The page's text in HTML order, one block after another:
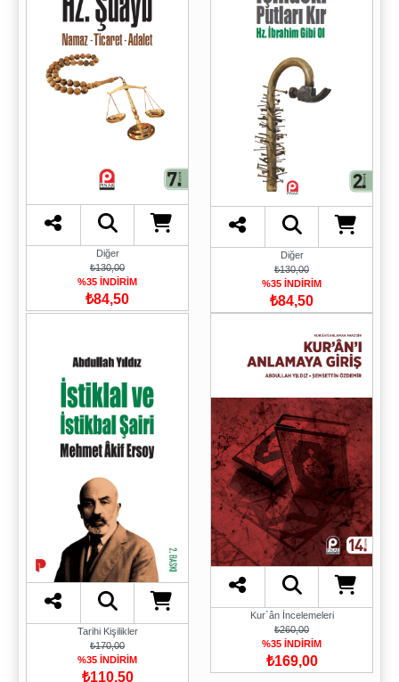
Diğer
₺130,00
%35 İNDİRİM
₺84,50
Diğer
₺130,00
%35 İNDİRİM
₺84,50
Tarihi Kişilikler
₺170,00
%35 İNDİRİM
₺110,50
Kur`ân İncelemeleri
₺260,00
%35 İNDİRİM
₺169,00